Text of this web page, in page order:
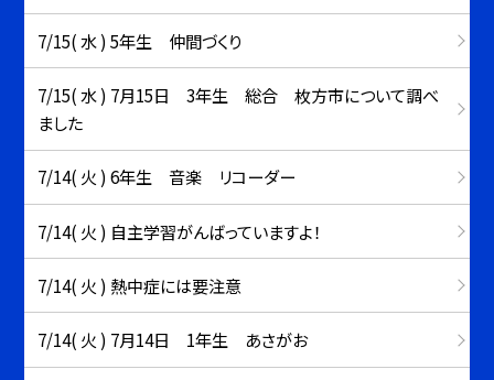
7/15( 水 ) 5年生 仲間づくり
7/15( 水 ) 7月15日 3年生 総合 枚方市について調べ
ました
7/14( 火 ) 6年生 音楽 リコーダー
7/14( 火 ) 自主学習がんばっていますよ！
7/14( 火 ) 熱中症には要注意
7/14( 火 ) 7月14日 1年生 あさがお